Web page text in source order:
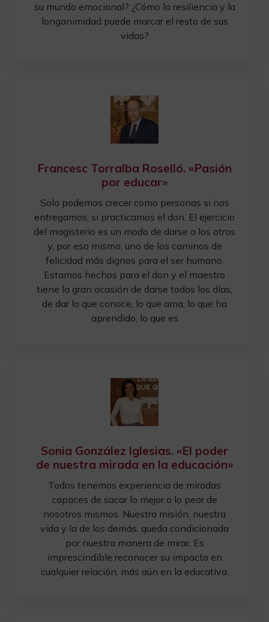
su mundo emocional? ¿Cómo la resiliencia y la
longanimidad puede marcar el resto de sus
vidas?
Francesc Torralba Roselló. «Pasión
por educar»
Solo podemos crecer como personas si nos
entregamos, si practicamos el don. El ejercicio
del magisterio es un modo de darse a los otros
y, por eso mismo, uno de los caminos de
felicidad más dignos para el ser humano.
Estamos hechos para el don y el maestro
tiene la gran ocasión de darse todos los días,
de dar lo que conoce, lo que ama, lo que ha
aprendido, lo que es
Sonia González Iglesias. «El poder
de nuestra mirada en la educación»
Todos tenemos experiencia de miradas
capaces de sacar lo mejor o lo peor de
nosotros mismos. Nuestra misión, nuestra
vida y la de los demás, queda condicionada
por nuestra manera de mirar. Es
imprescindible reconocer su impacto en
cualquier relación, más aún en la educativa.